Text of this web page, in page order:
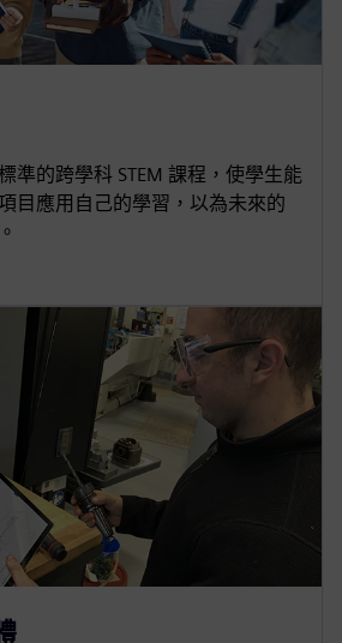
準的跨學科 STEM 課程，使學生能
目應用自己的學習，以為未來的